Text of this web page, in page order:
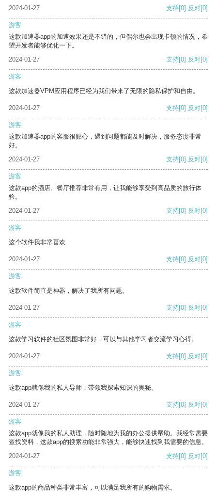
2024-01-27 支持[0] 反对[0]
游客
这款加速器app的加速效果还是不错的，但偶尔也会出现卡顿的情况，希
望开发者能够优化一下。
2024-01-27
支持[0] 反对[0]
游客
这款加速器VPM应用程序已经为我们带来了无限的隐私保护和自由。
2024-01-27 支持[0] 反对[0]
游客
这款加速器app的客服很贴心，遇到问题都能及时解决，服务态度非常
好。
2024-01-27
支持[0] 反对[0]
游客
这款app的酒店、餐厅推荐非常有用，让我能够享受到高品质的旅行体
验。
2024-01-27
支持[0] 反对[0]
游客
这个软件我非常喜欢
2024-01-27 支持[0] 反对[0]
游客
这款软件简直是神器，解决了我所有问题。
2024-01-27 支持[0] 反对[0]
游客
这款学习软件的社区氛围非常好，可以与其他学习者交流学习心得。
2024-01-27 支持[0] 反对[0]
游客
这款app就像我的私人导师，带领我探索知识的奥秘。
2024-01-27 支持[0] 反对[0]
游客
这款app就像我的私人助理，随时随地为我的办公提供帮助。我经常需要
查找资料，这款app的搜索功能非常强大，能够快速找到我需要的信息。
2024-01-27
支持[0] 反对[0]
游客
这款app的商品种类非常丰富，可以满足我所有的购物需求。